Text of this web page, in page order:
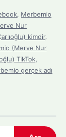
, Merbemio
Nur
kimdir,
(Merve Nur
TikTok,
gerçek adı